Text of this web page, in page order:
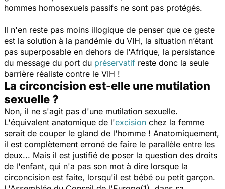
hommes homosexuels passifs ne sont pas protégés.
Il n'en reste pas moins illogique de penser que ce geste
est la solution à la pandémie du VIH, la situation n’étant
pas superposable en dehors de l'Afrique, la persistance
du message du port du préservatif reste donc la seule
barrière réaliste contre le VIH !
La circoncision est-elle une mutilation
sexuelle ?
Non, il ne s'agit pas d'une mutilation sexuelle.
L'équivalent anatomique de l'excision chez la femme
serait de couper le gland de l'homme ! Anatomiquement,
il est complètement erroné de faire le parallèle entre les
deux... Mais il est justifié de poser la question des droits
de l'enfant, qui n'a pas son mot à dire lorsque la
circoncision est faite, lorsqu'il est bébé ou petit garçon.